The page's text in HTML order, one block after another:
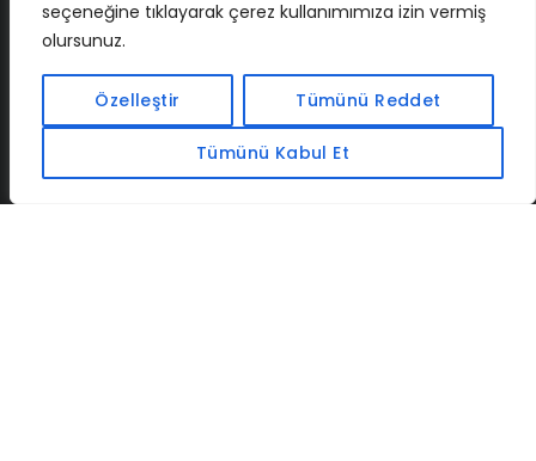
seçeneğine tıklayarak çerez kullanımımıza izin vermiş
olursunuz.
Özelleştir Tümünü Reddet
Tümünü Kabul Et
İLETIŞIM BAF CADSOFTUSA MAXIMUMPCGUIDES